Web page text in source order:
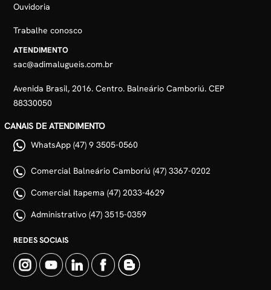
Ouvidoria
Trabalhe conosco
ATENDIMENTO
sac@adimalugueis.com.br
Avenida Brasil, 2016. Centro. Balneário Camboriú. CEP
88330050
CANAIS DE ATENDIMENTO
WhatsApp (47) 9 3505-0560
Comercial Balneário Camboriú (47) 3367-0202
Comercial Itapema (47) 2033-4629
Administrativo (47) 3515-0359
REDES SOCIAIS